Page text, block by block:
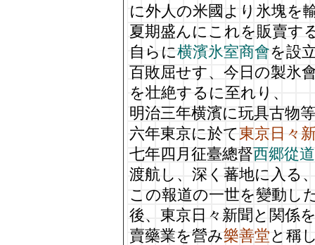
に外人の米國より氷塊を
夏期盛んにこれを販賣す
自らに横濱氷室商會を設
百敗屈せす、今日の製氷
を壮絶するに至れり、
明治三年横濱に玩具古物
六年東京に於て東京日々
七年四月征臺總督西郷從道
渡航し、深く蕃地に入る
この報道の一世を變動し
後、東京日々新聞と関係
賣藥業を營み樂善堂と稱